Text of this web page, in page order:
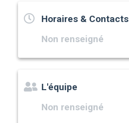
Horaires & Contacts
Non renseigné
L'équipe
Non renseigné